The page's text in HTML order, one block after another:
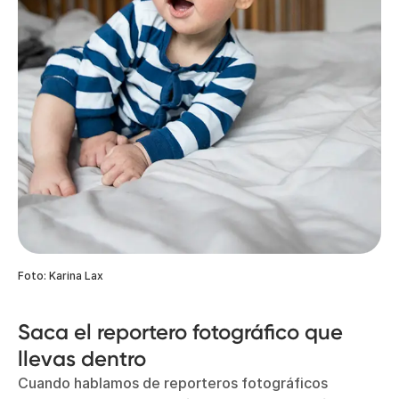
Foto: Karina Lax
Saca el reportero fotográfico que
llevas dentro
Cuando hablamos de reporteros fotográficos